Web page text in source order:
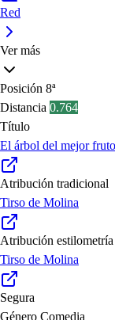
Red
Ver más
Posición 8ª
Distancia 0.764
Título
El árbol del mejor fruto
Atribución tradicional
Tirso de Molina
Atribución estilometría
Tirso de Molina
Segura
Género Comedia